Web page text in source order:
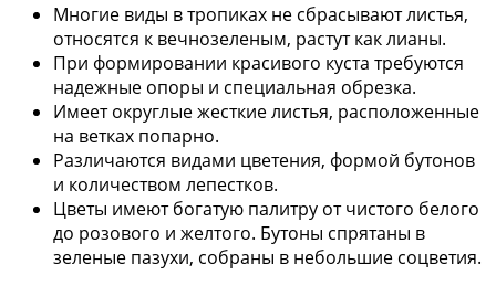
Многие виды в тропиках не сбрасывают листья,
относятся к вечнозеленым, растут как лианы.
При формировании красивого куста требуются
надежные опоры и специальная обрезка.
Имеет округлые жесткие листья, расположенные
на ветках попарно.
Различаются видами цветения, формой бутонов
и количеством лепестков.
Цветы имеют богатую палитру от чистого белого
до розового и желтого. Бутоны спрятаны в
зеленые пазухи, собраны в небольшие соцветия.